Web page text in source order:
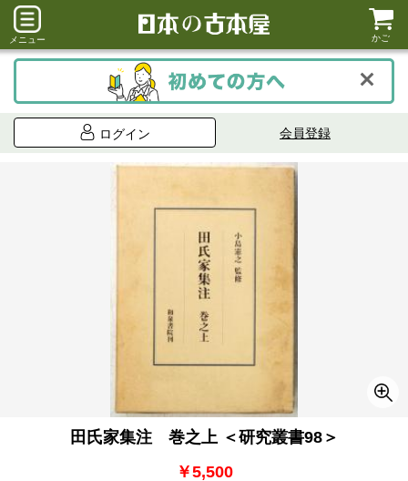
メニュー かご
ログイン 会員登録
田氏家集注 巻之上 ＜研究叢書98＞
￥5,500